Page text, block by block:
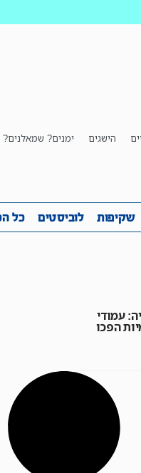
הישגים ימנים? שמאלנים?
שקיפות לוביסטים כל
סביבה שקיפות
עמודי
הפכו